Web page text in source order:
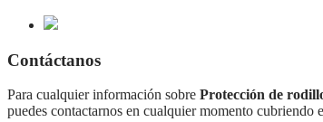
Contáctanos
Para cualquier información sobre Protección de
puedes contactarnos en cualquier momento cubriendo